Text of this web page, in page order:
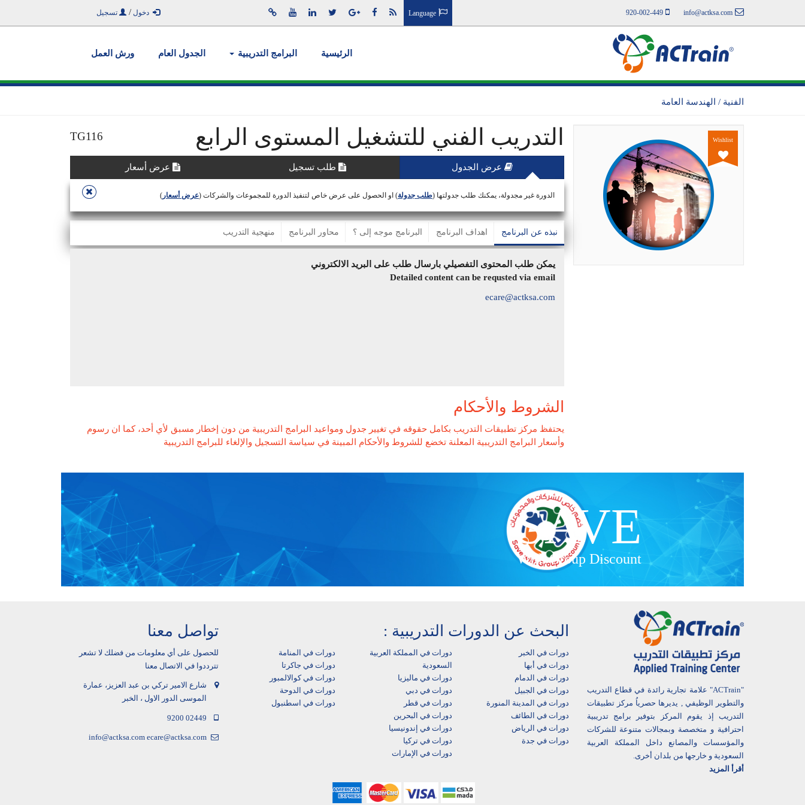
info@actksa.com
920-002-449
Language دخول / تسجيل
الرئيسية البرامج التدريبية الجدول العام ورش العمل
الفنية / الهندسة العامة
Wishlist التدريب الفني للتشغيل المستوى الرابع TG116
عرض الجدول طلب تسجيل عرض أسعار
الدورة غير مجدولة، يمكنك طلب جدولتها (طلب جدولة) او الحصول على عرض خاص لتنفيذ الدورة للمجموعات والشركات (عرض أسعار )
نبذه عن البرنامج اهداف البرنامج البرنامج موجه إلى ؟ محاور البرنامج منهجية التدريب
يمكن طلب المحتوى التفصيلي بارسال طلب على البريد الالكتروني
Detailed content can be requsted via email
ecare@actksa.com
الشروط والأحكام
يحتفظ مركز تطبيقات التدريب بكامل حقوقه في تغيير جدول ومواعيد البرامج التدريبية من دون إخطار مسبق لأي أحد، كما ان رسوم
وأسعار البرامج التدريبية المعلنة تخضع للشروط والأحكام المبينة في سياسة التسجيل والإلغاء للبرامج التدريبية
SAVE
With Group Discount
"ACTrain" علامة تجارية رائدة في قطاع التدريب
والتطوير الوظيفي , يديرها حصرياُ مركز تطبيقات
التدريب إذ يقوم المركز بتوفير برامج تدريبية
احترافية و متخصصة وبمجالات متنوعة للشركات
والمؤسسات والمصانع داخل المملكة العربية
السعودية و خارجها من بلدان أخرى.
أقرأ المزيد
البحث عن الدورات التدريبية :
دورات في الخبر
دورات في أبها‎
دورات في الدمام‎
دورات في الجبيل
دورات في المدينة المنورة
دورات في الطائف
دورات في الرياض
دورات في جدة
دورات في المملكة العربية
السعودية
دورات في ماليزيا
دورات في دبي
دورات في قطر
دورات في البحرين
دورات في إندونيسيا
دورات في تركيا
دورات في الإمارات
دورات في المنامة
دورات في جاكرتا
دورات في كوالالمبور
دورات في الدوحة
دورات في اسطنبول
تواصل معنا
للحصول على أي معلومات من فضلك لا تشعر
تترددوا في الاتصال معنا
شارع الامير تركي بن عبد العزيز، عمارة
الموسى الدور الاول ، الخبر
9200 02449
info@actksa.com ecare@actksa.com